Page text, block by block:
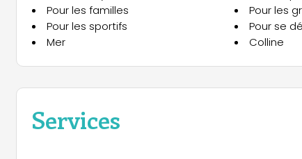
Pour les familles
Pour les
Pour les sportifs
Pour se
Mer
Colline
Services